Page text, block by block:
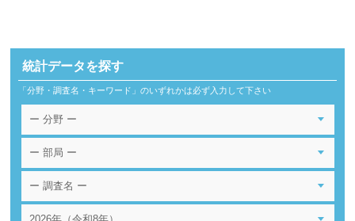
統計データを探す
「分野・調査名・キーワード」のいずれかは必ず入力して下さい